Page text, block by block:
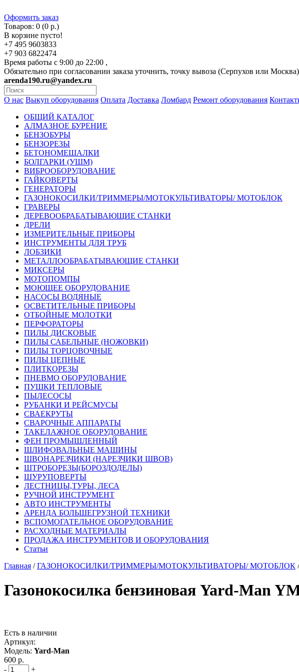
Оформить заказ
Товаров: 0 (0 р.)
В корзине пусто!
+7 495 9603833
+7 903 6822474
Время работы с 9:00 до 22:00 ,
Обязательно при согласовании заказа уточнить, точку вывоза (Серпухов или
arenda190.ru@yandex.ru
О нас Выкуп оборудования Оплата Доставка Ломбард Ремонт оборудования
ОБЩИЙ КАТАЛОГ
АЛМАЗНОЕ БУРЕНИЕ
БЕНЗОБУРЫ
БЕНЗОРЕЗЫ
БЕТОНОМЕШАЛКИ
БОЛГАРКИ (УШМ)
ВИБРООБОРУДОВАНИЕ
ГАЙКОВЕРТЫ
ГЕНЕРАТОРЫ
ГАЗОНОКОСИЛКИ/ТРИММЕРЫ/МОТОКУЛЬТИВАТОРЫ/ МОТОБЛОК
ГРАВЕРЫ
ДЕРЕВООБРАБАТЫВАЮЩИЕ СТАНКИ
ДРЕЛИ
ИЗМЕРИТЕЛЬНЫЕ ПРИБОРЫ
ИНСТРУМЕНТЫ ДЛЯ ТРУБ
ЛОБЗИКИ
МЕТАЛЛООБРАБАТЫВАЮЩИЕ СТАНКИ
МИКСЕРЫ
МОТОПОМПЫ
МОЮЩЕЕ ОБОРУДОВАНИЕ
НАСОСЫ ВОДЯНЫЕ
ОСВЕТИТЕЛЬНЫЕ ПРИБОРЫ
ОТБОЙНЫЕ МОЛОТКИ
ПЕРФОРАТОРЫ
ПИЛЫ ДИСКОВЫЕ
ПИЛЫ САБЕЛЬНЫЕ (НОЖОВКИ)
ПИЛЫ ТОРЦОВОЧНЫЕ
ПИЛЫ ЦЕПНЫЕ
ПЛИТКОРЕЗЫ
ПНЕВМО ОБОРУДОВАНИЕ
ПУШКИ ТЕПЛОВЫЕ
ПЫЛЕСОСЫ
РУБАНКИ И РЕЙСМУСЫ
СВАЕКРУТЫ
СВАРОЧНЫЕ АППАРАТЫ
ТАКЕЛАЖНОЕ ОБОРУДОВАНИЕ
ФЕН ПРОМЫШЛЕННЫЙ
ШЛИФОВАЛЬНЫЕ МАШИНЫ
ШВОНАРЕЗЧИКИ (НАРЕЗЧИКИ ШВОВ)
ШТРОБОРЕЗЫ(БОРОЗДОДЕЛЫ)
ШУРУПОВЕРТЫ
ЛЕСТНИЦЫ,ТУРЫ, ЛЕСА
РУЧНОЙ ИНСТРУМЕНТ
АВТО ИНСТРУМЕНТЫ
АРЕНДА БОЛЬШЕГРУЗНОЙ ТЕХНИКИ
ВСПОМОГАТЕЛЬНОЕ ОБОРУДОВАНИЕ
РАСХОДНЫЕ МАТЕРИАЛЫ
ПРОДАЖА ИНСТРУМЕНТОВ И ОБОРУДОВАНИЯ
Статьи
Главная /ГАЗОНОКОСИЛКИ/ТРИММЕРЫ/МОТОКУЛЬТИВАТОРЫ/ МОТОБЛОК
Газонокосилка бензиновая Yard-Man
Есть в наличии
Артикул:
Модель: Yard-Man
600 р.
-
+